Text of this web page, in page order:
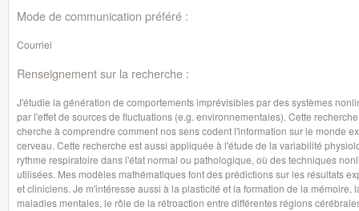
Mode de communication préféré :
Courriel
Renseignement sur la recherche :
J'étudie la génération de comportements imprévisibles par des systèmes
par l'effet de sources de fluctuations (e.g. environnementales). Cette
cherche à comprendre comment nos sens codent l'information sur le monde
cerveau. Cette recherche est aussi appliquée à l'étude de la variabilité
rythme respiratoire dans l'état normal ou pathologique, où des techniques
utilisées. Mes modèles mathématiques font des prédictions sur les résultats
et cliniciens. Je m'intéresse aussi à la plasticité et la formation de la
maladies mentales, le rôle de la rétroaction entre différentes régions